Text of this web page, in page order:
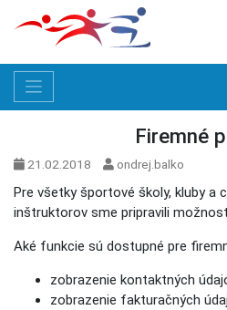
Firemné
21.02.2018 ondrej.balko
Pre všetky športové školy, kluby a
inštruktorov sme pripravili
Aké funkcie sú dostupné pre
zobrazenie kontaktných
zobrazenie fakturačných